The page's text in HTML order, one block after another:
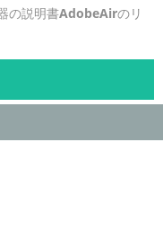
の説明書AdobeAirのリ